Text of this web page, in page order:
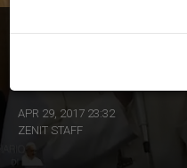
El Papa al regreso de
APR 29, 2017 23:32
ZENIT STAFF